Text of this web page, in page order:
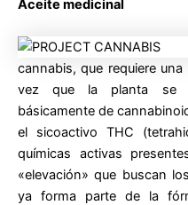
Aceite medicinal
cannabis, que requiere
vez que la planta se
básicamente de
el sicoactivo THC
químicas activas
«elevación» que buscan
ya forma parte de la